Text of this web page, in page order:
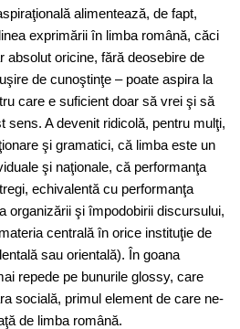
alimentează, de fapt,
exprimării în limba română, căci
absolut oricine, fără deosebire de
de cunoştinţe – poate aspira la
care e suficient doar să vrei şi să
sens. A devenit ridicolă, pentru mulţi,
şi gramatici, că limba este un
şi naţionale, că performanţa
echivalentă cu performanţa
organizării şi împodobirii discursului,
centrală în orice instituţie de
sau orientală). În goana
repede pe bunurile glossy, care
socială, primul element de care ne-
de limba română.